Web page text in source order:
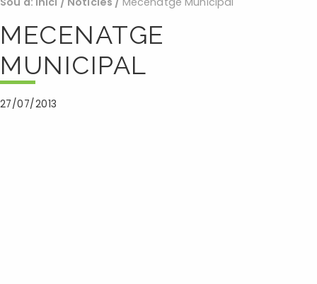
MECENATGE
MUNICIPAL
27/07/2013